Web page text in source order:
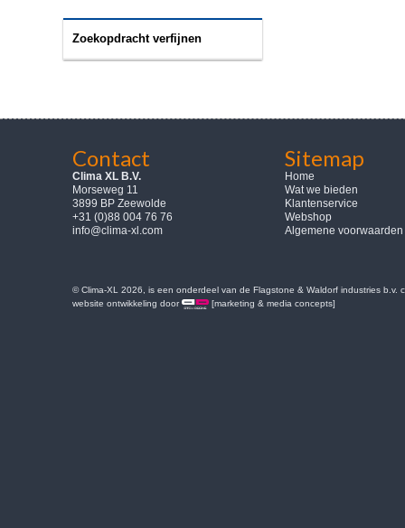
Zoekopdracht verfijnen
Contact
Clima XL B.V.
Morseweg 11
3899 BP Zeewolde
+31 (0)88 004 76 76
info@clima-xl.com
Sitemap
Home
Wat we bieden
Klantenservice
Webshop
Algemene voorwaarden
© Clima-XL 2026, is een onderdeel van de Flagstone & Waldorf industries b.v.
website ontwikkeling door
[marketing & media concepts]